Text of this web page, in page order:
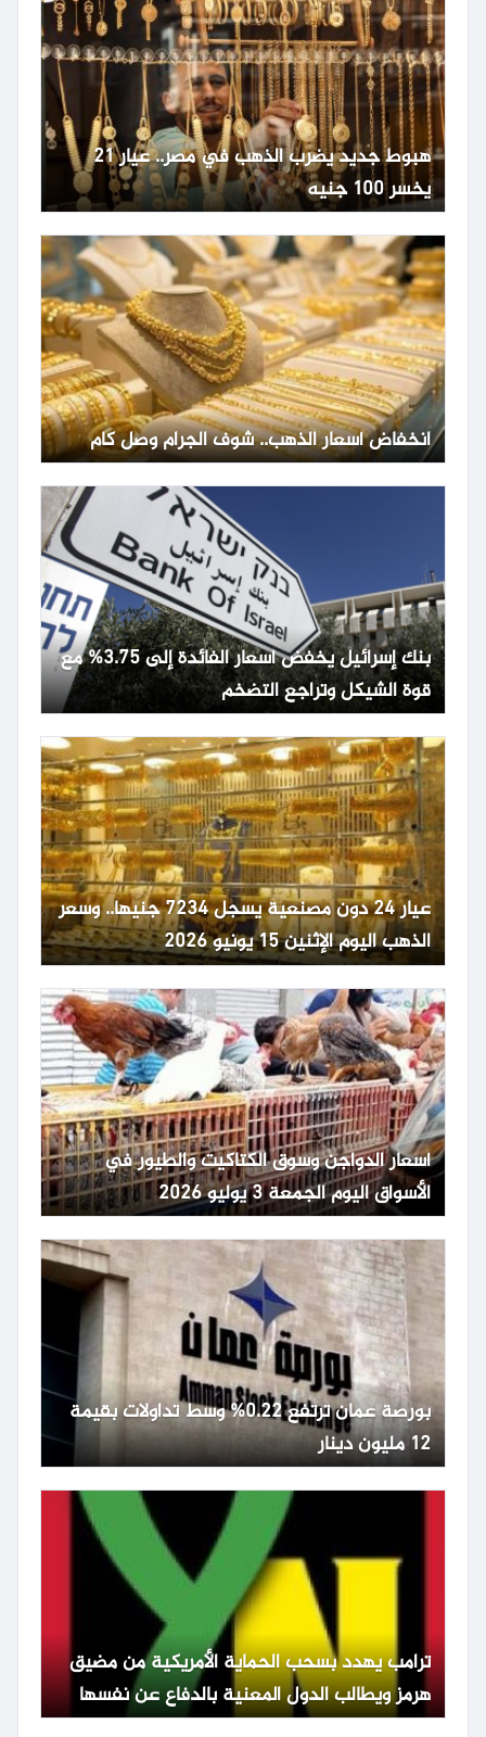
هبوط جديد يضرب الذهب في مصر.. عيار 21
يخسر 100 جنيه
انخفاض أسعار الذهب.. شوف الجرام وصل كام
بنك إسرائيل يخفض أسعار الفائدة إلى 3.75% مع
قوة الشيكل وتراجع التضخم
عيار 24 دون مصنعية يسجل 7234 جنيها.. وسعر
الذهب اليوم الإثنين 15 يونيو 2026
أسعار الدواجن وسوق الكتاكيت والطيور في
الأسواق اليوم الجمعة 3 يوليو 2026
بورصة عمان ترتفع 0.22% وسط تداولات بقيمة
12 مليون دينار
ترامب يهدد بسحب الحماية الأمريكية من مضيق
هرمز ويطالب الدول المعنية بالدفاع عن نفسها